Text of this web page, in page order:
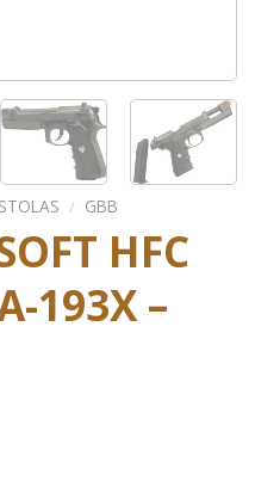
/ GBB
HFC
193X –